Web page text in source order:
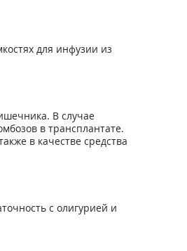
для инфузии из
В случае
в трансплантате.
в качестве средства
с олигурией и